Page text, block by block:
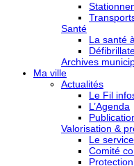
Santé
La santé
Archives
Ma ville
Actualités
Le Fil
L’Agenda
Valorisation &
Le
Comité